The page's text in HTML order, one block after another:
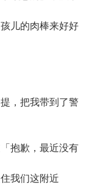
儿的肉棒来好好
，把我带到了警
抱歉，最近没有
我们这附近